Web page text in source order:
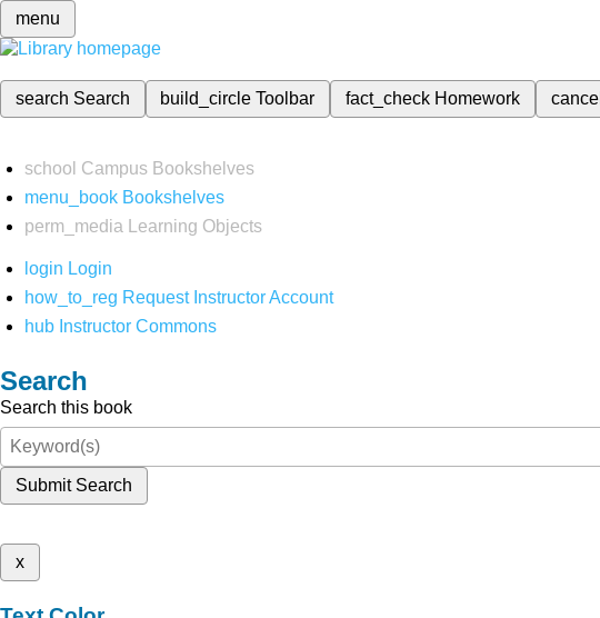
menu
search Search build_circleToolbar fact_check Homework cancel
school Campus Bookshelves
menu_book Bookshelves
perm_media
Learning Objects
login Login
how_to_reg Request Instructor Account
hub Instructor Commons
Search
Search this book
Submit Search
x